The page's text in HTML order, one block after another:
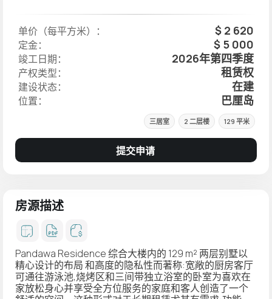
单价（每平方米）： $ 2 620
定金： $ 5 000
竣工日期： 2026年第四季度
产权类型： 租赁权
建设状态： 在建
位置： 巴厘岛
三居室 2 二层楼 129 平米
提交申请
房源描述
Pandawa Residence 综合大楼内的 129 m² 两层别墅以
精心设计的布局和高度的隐私性而著称:宽敞的厨房客厅
可通往游泳池,烧烤区和三间带独立浴室的卧室为喜欢在
家放松身心并享受全方位服务的家庭和客人创造了一个